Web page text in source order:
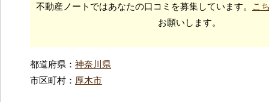
不動産ノートではあなたの口コミを募集しています。
こ
お願いします。
都道府県： 神奈川県
市区町村： 厚木市